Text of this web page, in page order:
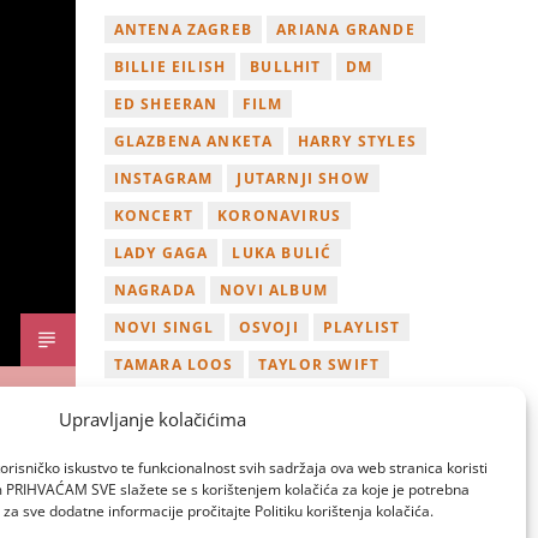
Upravljanje kolačićima
iskustvo te funkcionalnost svih sadržaja ova web stranica koristi
SVE slažete se s korištenjem kolačića za koje je potrebna
sve dodatne informacije pročitajte Politiku korištenja kolačića.
ANTENA ZAGREB
ARIANA GRANDE
BILLIE EILISH
BULLHIT
DM
ED SHEERAN
FILM
GLAZBENA ANKETA
HARRY STYLES
INSTAGRAM
JUTARNJI SHOW
KONCERT
KORONAVIRUS
LADY GAGA
LUKA BULIĆ
NAGRADA
NOVI ALBUM
NOVI SINGL
OSVOJI
PLAYLIST
TAMARA LOOS
TAYLOR SWIFT